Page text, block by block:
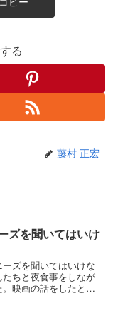
る
藤村 正宏
ズを聞いてはいけ
ズを聞いてはいけな
ちと夜食事をしなが
映画の話をしたとき